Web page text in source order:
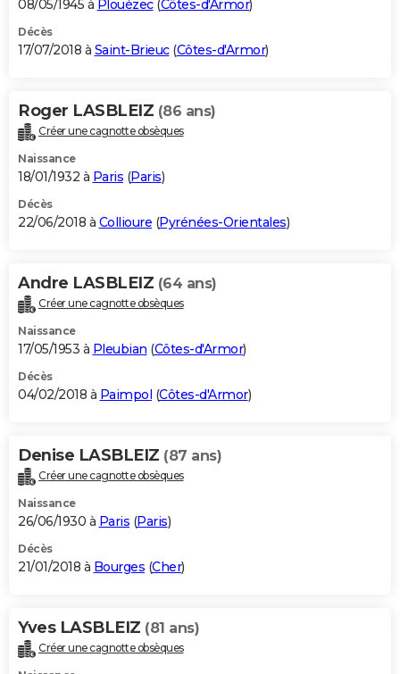
08/05/1945 à Plouézec(Côtes-d'Armor)
Décès
17/07/2018 à Saint-Brieuc(Côtes-d'Armor)
Roger LASBLEIZ (86 ans)
Créer une cagnotte obsèques
Naissance
18/01/1932 à Paris (Paris)
Décès
22/06/2018 à Collioure (Pyrénées-Orientales)
Andre LASBLEIZ (64 ans)
Créer une cagnotte obsèques
Naissance
17/05/1953 à Pleubian (Côtes-d'Armor)
Décès
04/02/2018 à Paimpol (Côtes-d'Armor)
Denise LASBLEIZ (87 ans)
Créer une cagnotte obsèques
Naissance
26/06/1930 à Paris (Paris)
Décès
21/01/2018 à Bourges (Cher)
Yves LASBLEIZ (81 ans)
Créer une cagnotte obsèques